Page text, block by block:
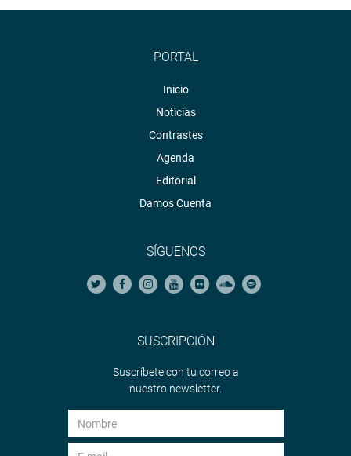
PORTAL
Inicio
Noticias
Contrastes
Agenda
Editorial
Damos Cuenta
SÍGUENOS
SUSCRIPCIÓN
Suscríbete con tu correo a
nuestro newsletter.